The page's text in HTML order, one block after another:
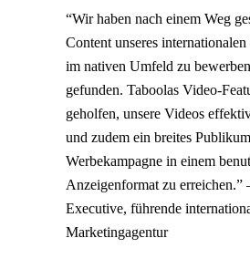
“Wir haben nach einem Weg
Content unseres
im nativen Umfeld zu
gefunden. Taboolas Video-
geholfen, unsere Videos
und zudem ein breites
Werbekampagne in einem
Anzeigenformat zu erreichen.”
Executive, führende
Marketingagentur